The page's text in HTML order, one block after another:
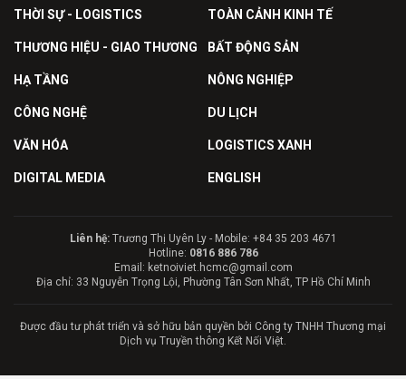
THỜI SỰ - LOGISTICS TOÀN CẢNH KINH TẾ
THƯƠNG HIỆU - GIAO THƯƠNG BẤT ĐỘNG SẢN
HẠ TẦNG NÔNG NGHIỆP
CÔNG NGHỆ DU LỊCH
VĂN HÓA LOGISTICS XANH
DIGITAL MEDIA ENGLISH
Liên hệ:Trương Thị Uyên Ly - Mobile: +84 35 203 4671
Hotline: 0816 886 786
Email: ketnoiviet.hcmc@gmail.com
Địa chỉ: 33 Nguyễn Trọng Lội, Phường Tân Sơn Nhất, TP Hồ Chí Minh
Được đầu tư phát triển và sở hữu bản quyền bởi Công ty TNHH Thương mại
Dịch vụ Truyền thông Kết Nối Việt.